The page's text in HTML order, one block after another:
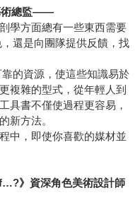
術總監——
學方面總有一些東西需要
還是向團隊提供反饋，找
的資源，使這些知識易於
複雜的型式，從年輕人到
具書不僅使過程更容易，
新方法。
中，即使你喜歡的媒材並
》資深角色美術設計師